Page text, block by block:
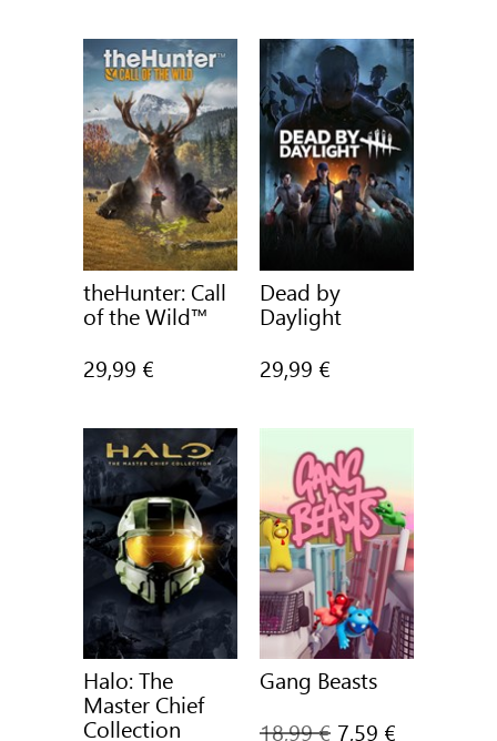
theHunter: Call
of the Wild™
29,99 €
Dead by
Daylight
29,99 €
Halo: The
Master Chief
Collection
Gang Beasts
Il
18,99 € 7,59 €